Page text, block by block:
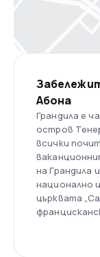
Абона
Грандила е
остров
всички
на Грандила
национално
църквата